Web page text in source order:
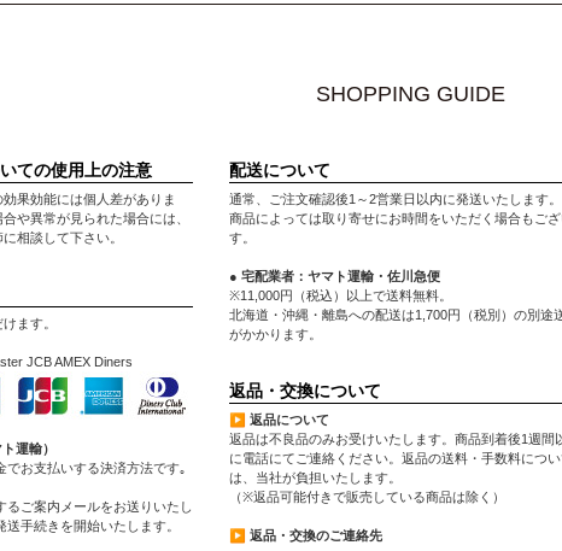
SHOPPING GUIDE
ての使用上の注意
果効能には個人差がありま
や異常が見られた場合には、
相談して下さい。
ます。
JCB AMEX Diners
運輸）
お支払いする決済方法です｡
ご案内メールをお送りいたし
手続きを開始いたします。
配送について
通常、ご注文確認後1～2営業日以内に発送いたします。
商品によっては取り寄せにお時間をいただく場合もござ
す。
● 宅配業者：ヤマト運輸・佐川急便
※11,000円（税込）以上で送料無料。
北海道・沖縄・離島への配送は1,700円（税別）の別途
がかかります。
返品・交換について
▶ 返品について
返品は不良品のみお受けいたします。商品到着後1週間
に電話にてご連絡ください。返品の送料・手数料につい
は、当社が負担いたします。
（※返品可能付きで販売している商品は除く）
▶ 返品・交換のご連絡先